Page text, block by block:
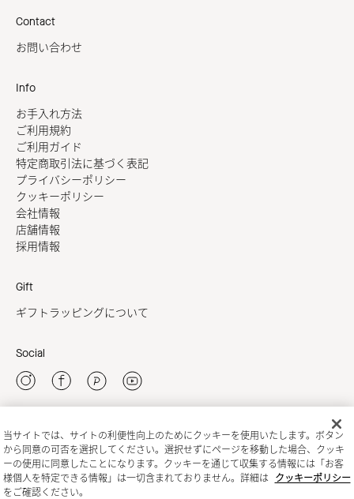
Contact
お問い合わせ
Info
お手入れ方法
ご利用規約
ご利用ガイド
特定商取引法に基づく表記
プライバシーポリシー
クッキーポリシー
会社情報
店舗情報
採用情報
Gift
ギフトラッピングについて
Social
新規会員登録
当サイトでは、サイトの利便性向上のためにクッキーを使用いたします。ボタン
から同意の可否を選択してください。選択せずにページを移動した場合、クッキ
ーの使用に同意したことになります。クッキーを通じて収集する情報には「お客
様個人を特定できる情報」は一切含まれておりません。詳細は
クッキーポリシー
をご確認ください。